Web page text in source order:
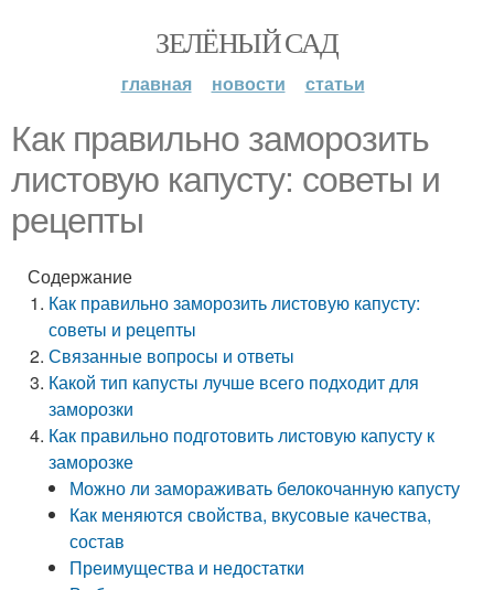
ЗЕЛЁНЫЙ САД
главная новости статьи
Как правильно заморозить
листовую капусту: советы и
рецепты
Содержание
Как правильно заморозить листовую капусту:
советы и рецепты
Связанные вопросы и ответы
Какой тип капусты лучше всего подходит для
заморозки
Как правильно подготовить листовую капусту к
заморозке
Можно ли замораживать белокочанную капусту
Как меняются свойства, вкусовые качества,
состав
Преимущества и недостатки